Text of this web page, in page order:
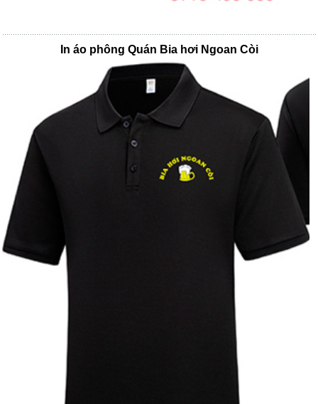
In áo phông Quán Bia hơi Ngoan Còi